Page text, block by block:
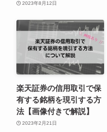
2023年8月12日
楽天証券の信用取引で保
有する銘柄を現引する方
法【画像付きで解説】
2023年2月21日